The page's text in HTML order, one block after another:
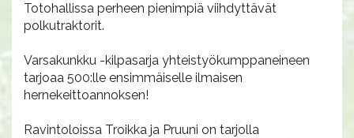
Totohallissa perheen pienimpiä viihdyttävät
polkutraktorit.
Varsakunkku -kilpasarja yhteistyökumppaneineen
tarjoaa 500:lle ensimmäiselle ilmaisen
hernekeittoannoksen!
Ravintoloissa Troikka ja Pruuni on tarjolla